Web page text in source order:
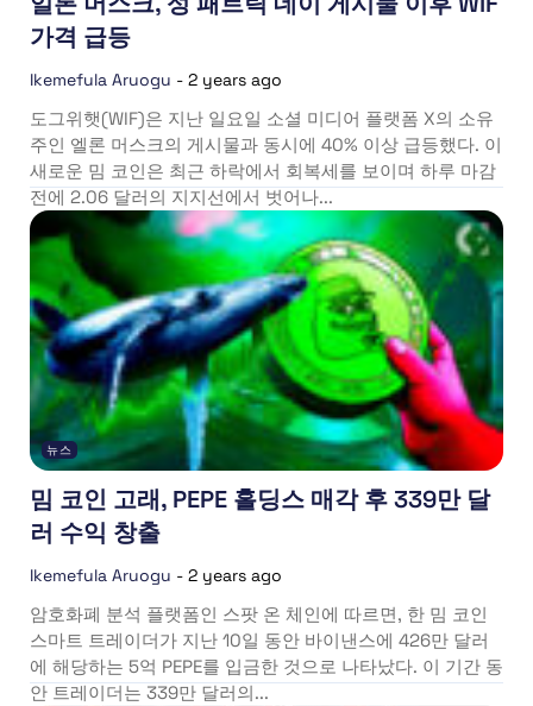
가격 급등
Ikemefula Aruogu - 2 years ago
도그위햇(WIF)은 지난 일요일 소셜 미디어 플랫폼 X의 소유
주인 엘론 머스크의 게시물과 동시에 40% 이상 급등했다. 이
새로운 밈 코인은 최근 하락에서 회복세를 보이며 하루 마감
전에 2.06 달러의 지지선에서 벗어나...
뉴스
밈 코인 고래, PEPE 홀딩스 매각 후 339만 달
러 수익 창출
Ikemefula Aruogu - 2 years ago
암호화폐 분석 플랫폼인 스팟 온 체인에 따르면, 한 밈 코인
스마트 트레이더가 지난 10일 동안 바이낸스에 426만 달러
에 해당하는 5억 PEPE를 입금한 것으로 나타났다. 이 기간 동
안 트레이더는 339만 달러의...